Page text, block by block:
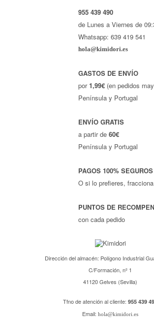
955 439 490
de Lunes a Viernes de
Whatsapp: 639 419 541
hola@kimidori.es
GASTOS DE ENVÍO
por 1,99€ (en pedidos
Península y Portugal
ENVÍO GRATIS
a partir de60€
Península y Portugal
PAGOS 100% SEGUROS
O si lo prefieres,
PUNTOS DE
con cada pedido
Dirección del almacén: Polígono Industrial
C/Formación, nº 1
41120 Gelves (Sevilla)
Tfno de atención al cliente: 955 439
Email: hola@kimidori.es